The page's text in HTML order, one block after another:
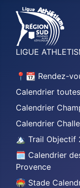
LIGUE
📍📆 Rendez-
Calendrier
Calendrier
Calendrier
🏔️ Trail Objectif
🗓️ Calendrier
Provence
🏟️ Stade